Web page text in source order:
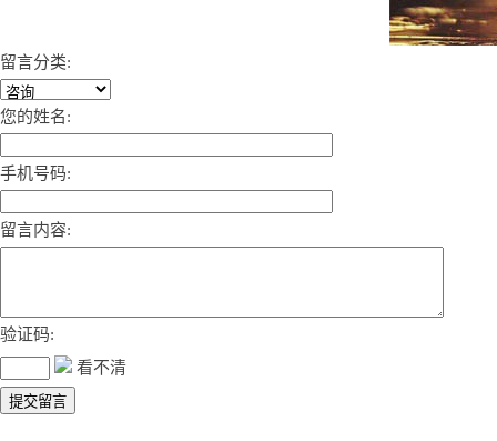
留言分类:
您的姓名:
手机号码:
留言内容:
验证码:
看不清